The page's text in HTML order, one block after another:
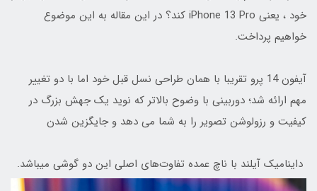
خود ، یعنی iPhone 13 Pro کند؟ در این مقاله به این موضوع
خواهیم پرداخت.
آیفون 14 پرو تقریبا با همان طراحی نسل قبل خود اما با دو تغییر
مهم ارائه شد؛ دوربینی با وضوح بالاتر که نوید یک جهش بزرگ در
کیفیت و رزولوشن تصویر را به شما می دهد و جایگزین شدن
داینامیک آیلند با ناچ عمده تفاوت‌های اصلی این دو گوشی میباشد.